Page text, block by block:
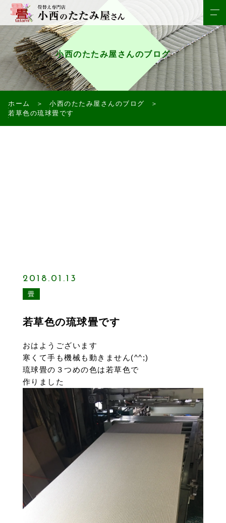
小西のたたみ屋さんのブログ
ホーム
小西のたたみ屋さんのブログ
若草色の琉球畳です
2018.01.13
畳
若草色の琉球畳です
おはようございます
寒くて手も機械も動きません(^^;)
琉球畳の３つめの色は若草色で
作りました